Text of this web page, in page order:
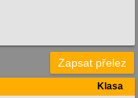
Zapsat přelez
Klasa